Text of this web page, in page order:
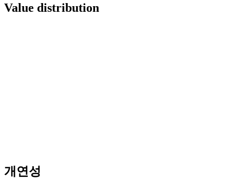
Value distribution
개연성